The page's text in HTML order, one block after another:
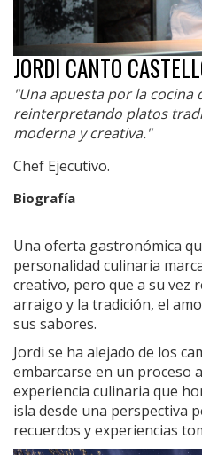
JORDI CANTO
"Una apuesta por la cocina
reinterpretando platos
moderna y creativa."
Chef Ejecutivo.
Biografía
Una oferta gastronómica
personalidad culinaria
creativo, pero que a su vez
arraigo y la tradición, el
sus sabores.
Jordi se ha alejado de los
embarcarse en un proceso
experiencia culinaria que
isla desde una perspectiva
recuerdos y experiencias